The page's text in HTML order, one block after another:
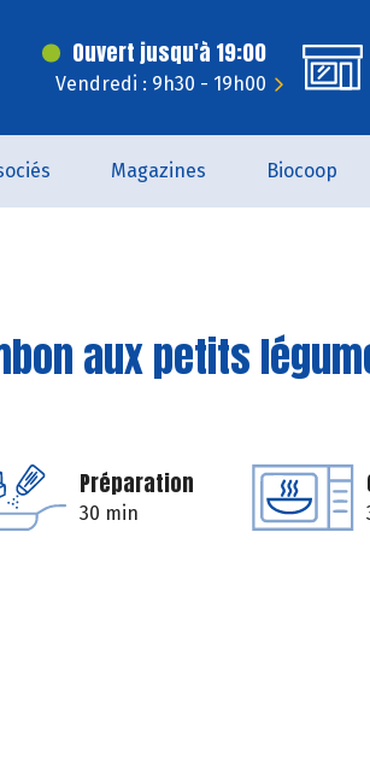
Ouvert jusqu'à 19:00
Vendredi : 9h30 - 19h00
Magazines Biocoop
aux petits
Préparation
30 min